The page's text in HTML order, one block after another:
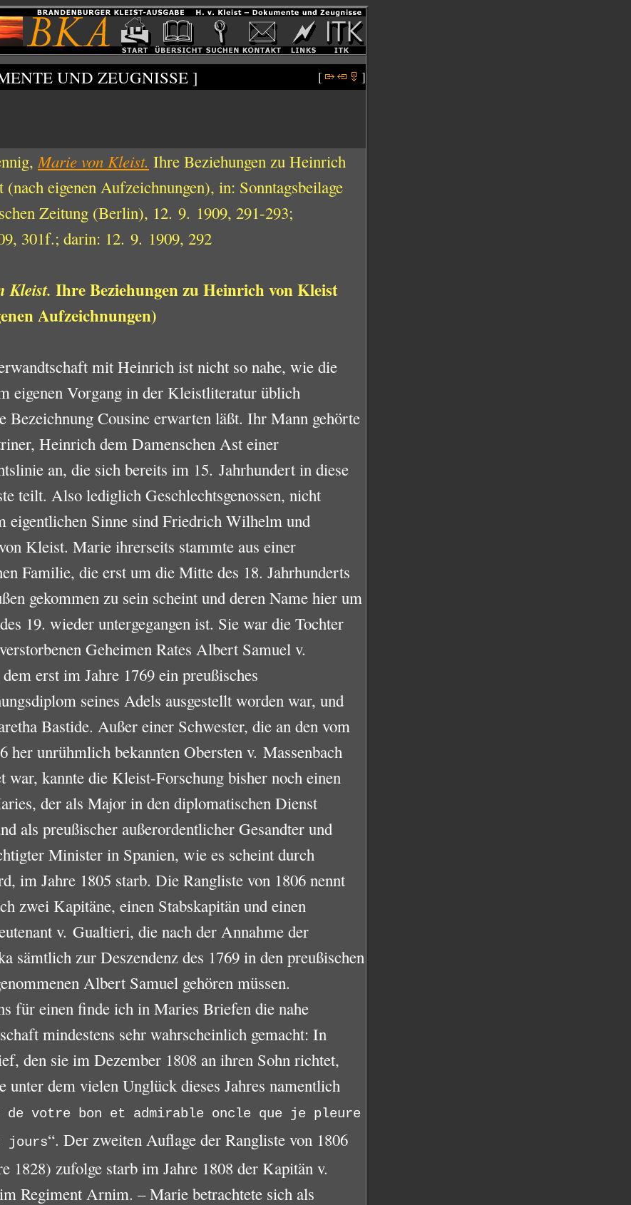
UND ZEUGNISSE ] [ ]
Marie von Kleist. Ihre Beziehungen zu Heinrich
eigenen Aufzeichnungen), in: Sonntagsbeilage
Zeitung (Berlin), 12. 9. 1909, 291-293;
301f.; darin: 12. 9. 1909, 292
Kleist. Ihre Beziehungen zu Heinrich von Kleist
Aufzeichnungen)
mit Heinrich ist nicht so nahe, wie die
eigenen Vorgang in der Kleistliteratur üblich
Bezeichnung Cousine erwarten läßt. Ihr Mann gehörte
Heinrich dem Damenschen Ast einer
an, die sich bereits im 15. Jahrhundert in diese
teilt. Also lediglich Geschlechtsgenossen, nicht
eigentlichen Sinne sind Friedrich Wilhelm und
Kleist. Marie ihrerseits stammte aus einer
Familie, die erst um die Mitte des 18. Jahrhunderts
gekommen zu sein scheint und deren Name hier um
19. wieder untergegangen ist. Sie war die Tochter
Geheimen Rates Albert Samuel v.
erst im Jahre 1769 ein preußisches
seines Adels ausgestellt worden war, und
Bastide. Außer einer Schwester, die an den vom
her unrühmlich bekannten Obersten v. Massenbach
war, kannte die Kleist-Forschung bisher noch einen
der als Major in den diplomatischen Dienst
als preußischer außerordentlicher Gesandter und
Minister in Spanien, wie es scheint durch
im Jahre 1805 starb. Die Rangliste von 1806 nennt
zwei Kapitäne, einen Stabskapitän und einen
v. Gualtieri, die nach der Annahme der
sämtlich zur Deszendenz des 1769 in den preußischen
Albert Samuel gehören müssen.
für einen finde ich in Maries Briefen die nahe
mindestens sehr wahrscheinlich gemacht: In
den sie im Dezember 1808 an ihren Sohn richtet,
unter dem vielen Unglück dieses Jahres namentlich
de votre bon et admirable oncle que je pleure
jours“. Der zweiten Auflage der Rangliste von 1806
1828) zufolge starb im Jahre 1808 der Kapitän v.
Regiment Arnim. – Marie betrachtete sich als